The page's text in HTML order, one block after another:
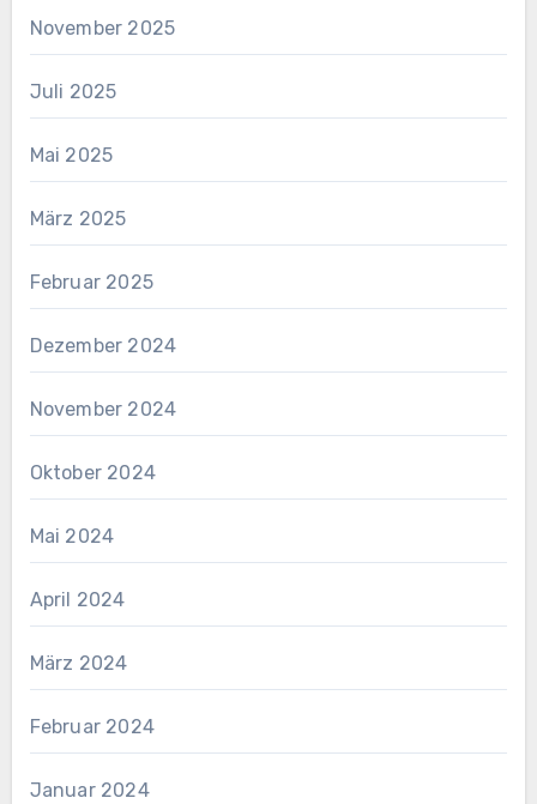
November 2025
Juli 2025
Mai 2025
März 2025
Februar 2025
Dezember 2024
November 2024
Oktober 2024
Mai 2024
April 2024
März 2024
Februar 2024
Januar 2024